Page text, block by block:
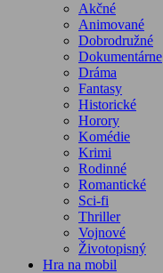
Akčné
Animované
Dobrodružné
Dokumentárne
Dráma
Fantasy
Historické
Horory
Komédie
Krimi
Rodinné
Romantické
Sci-fi
Thriller
Vojnové
Životopisný
Hra na mobil